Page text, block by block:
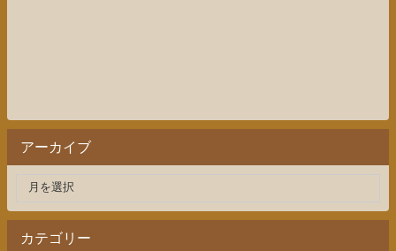
アーカイブ
カテゴリー